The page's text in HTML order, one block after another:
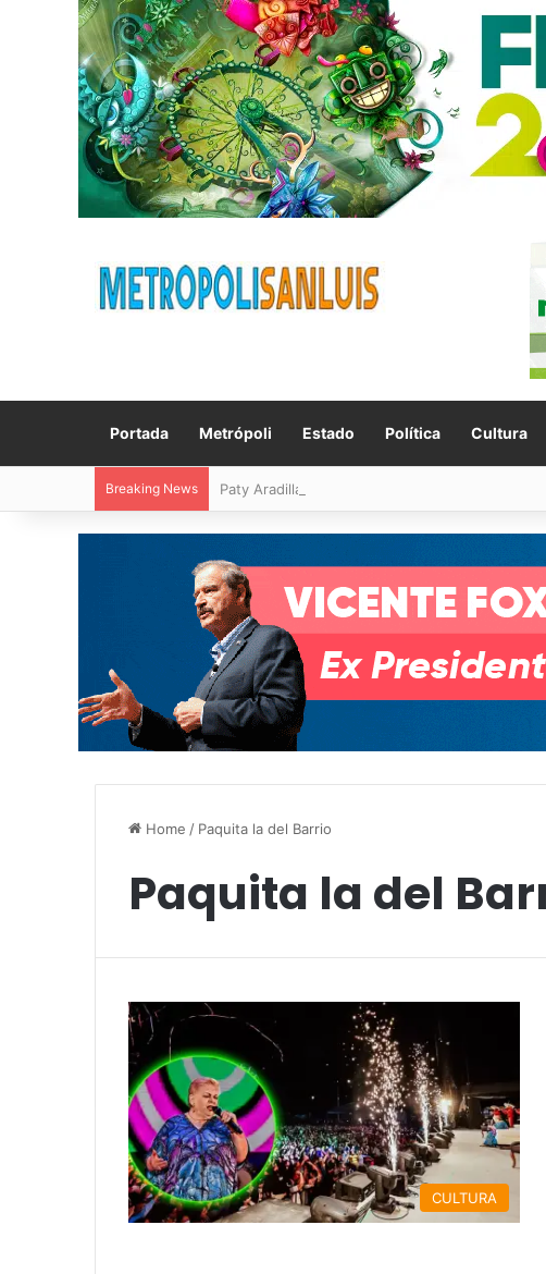
Portada Metrópoli Estado Política Cultura
Breaking News Paty Aradillas destaca impacto del nuevo
Home / Paquita la del Barrio
Paquita la del
CULTURA